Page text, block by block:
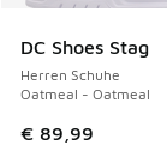
DC Shoes Stag
Herren Schuhe
Oatmeal - Oatmeal
€ 89,99